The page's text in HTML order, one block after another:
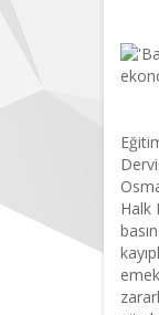
Halk